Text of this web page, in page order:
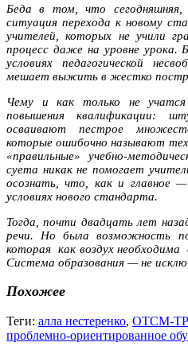
Беда в том, что сегодняшняя,
ситуация перехода к новому
учителей, которых не учили
процесс даже на уровне урока.
условиях педагогической
мешает выжить в жестко
Чему и как только не учатся
повышения квалификации:
осваивают пестрое
которые ошибочно называют
«правильные» учебно-
суета никак не помогает
осознать, что, как и главное
условиях нового стандарта.
Тогда, почти двадцать лет
речи. Но была возможность
которая как воздух
Система образования — не
Похожее
Теги: алла нестеренко, ОТСМ-
проблемно-ориентированное